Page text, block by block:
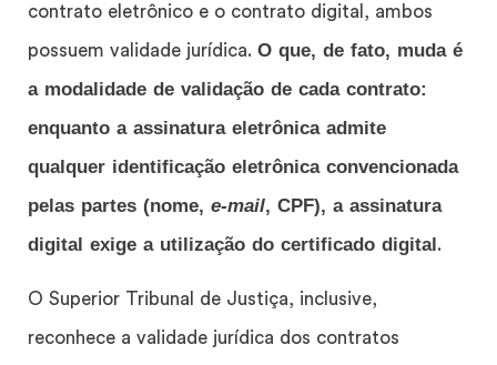
contrato eletrônico e o contrato digital, ambos
possuem validade jurídica. O que, de fato, muda é
a modalidade de validação de cada contrato:
enquanto a assinatura eletrônica admite
qualquer identificação eletrônica convencionada
pelas partes (nome, e-mail, CPF), a assinatura
digital exige a utilização do certificado digital.
O Superior Tribunal de Justiça, inclusive,
reconhece a validade jurídica dos contratos